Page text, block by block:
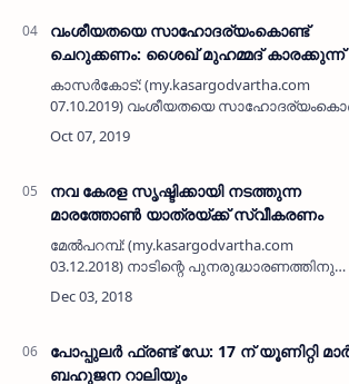
വംശീയതയെ സാഹോദര്യംകൊണ്ട്
ചെറുക്കണം: ശൈഖ് മുഹമ്മദ് കാരക്കുന്ന്
കാസര്‍കോട്: (my.kasargodvartha.com
07.10.2019) വംശീയതയെ
ചെറുക്കണമെന്ന് ജമാഅത്തെ ഇസ്ലാമി കേരള
സെക്രട്ടറി ശൈഖ് മുഹമ്മദ് കാരക്കുന്ന്
നവ കേരള സൃഷ്ടിക്കായി നടത്തുന്ന
മാരത്തോണ്‍ യാത്രയ്ക്ക് സ്വീകരണം
മേല്‍പറമ്പ്: (my.kasargodvartha.com
03.12.2018) നാടിന്റെ പുനരുദ്ധാരണത്തിനു
വേണ്ടി ഗണിതശാസ്ത്രജ്ഞന്‍ ജോര്‍ജ് തോമസ്
നടത്തുന്ന മാരത്തോണ്‍ യാത്രയ്ക്ക്
പോപ്പുലര്‍ ഫ്രണ്ട് ഡേ: 17 ന് യൂണിറ്റി
ബഹുജന റാലിയും